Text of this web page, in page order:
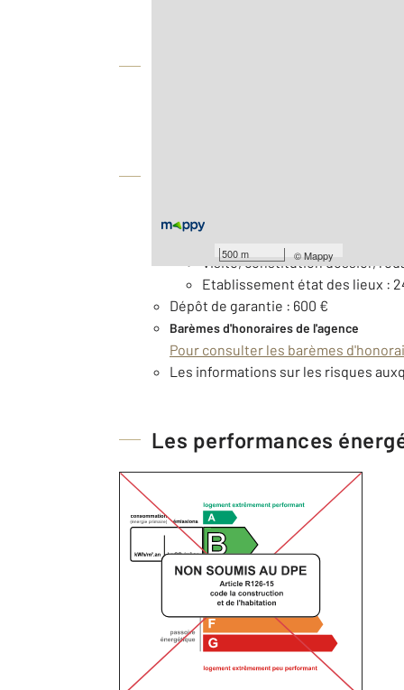
500 m ©Mappy
Honoraires charge locataire : 720 € €
Visite, constitution dossier,
Etablissement état des lieux :
Dépôt de garantie : 600 €
Barèmes d'honoraires de l'agence
Pour consulter les barèmes
Les informations sur les risques
Les performances